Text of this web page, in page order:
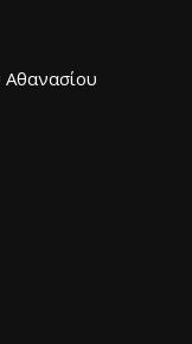
Αθανασίου